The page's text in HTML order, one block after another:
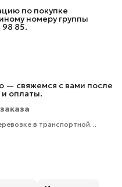
по покупке
номеру группы
85.
— свяжемся с вами после
и оплаты.
в транспортной
груза.